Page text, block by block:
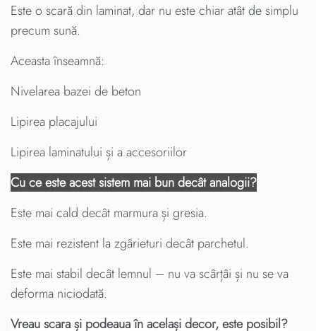
Este o scară din laminat, dar nu este chiar atât de simplu
precum sună.
Aceasta înseamnă:
Nivelarea bazei de beton
Lipirea placajului
Lipirea laminatului și a accesoriilor
Cu ce este acest sistem mai bun decât analogii?
Este mai cald decât marmura și gresia.
Este mai rezistent la zgârieturi decât parchetul.
Este mai stabil decât lemnul – nu va scârțâi și nu se va
deforma niciodată.
Vreau scara și podeaua în același decor, este posibil?